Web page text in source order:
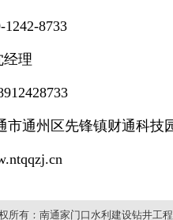
8733
经理
市通州区先锋镇财通科技
所有：南通家门口水利建设钻井工